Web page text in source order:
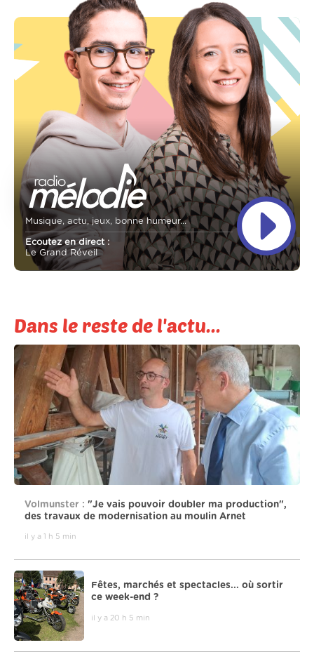
Musique, actu, jeux, bonne humeur...
Ecoutez en direct :
Le Grand Réveil
Dans le reste de l'actu...
Volmunster : "Je vais pouvoir doubler ma production",
des travaux de modernisation au moulin Arnet
il y a 1 h 5 min
Fêtes, marchés et spectacles... où sortir
ce week-end ?
il y a 20 h 5 min